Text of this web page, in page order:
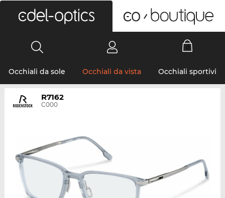
Occhiali da sole Occhiali da vista Occhiali sportivi
R7162
C000